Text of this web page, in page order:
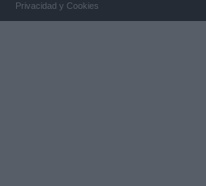
Privacidad y Cookies